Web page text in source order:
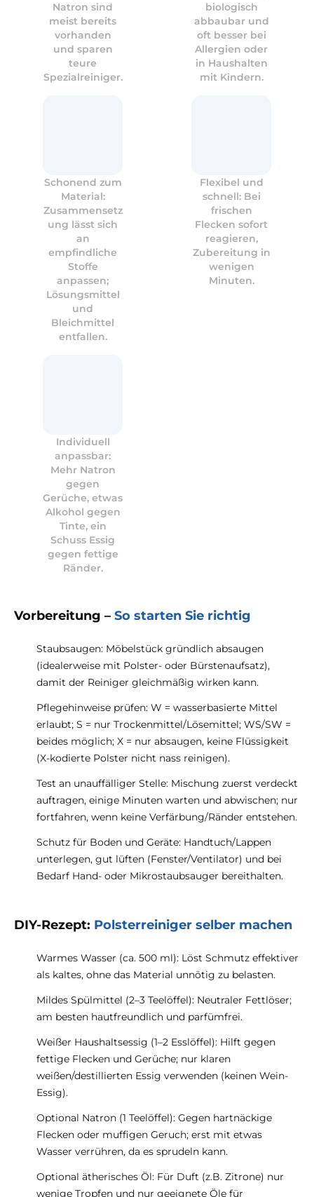
Natron sind
meist bereits
vorhanden
und sparen
teure
Spezialreiniger.
biologisch
abbaubar und
oft besser bei
Allergien oder
in Haushalten
mit Kindern.
Schonend zum
Material:
Zusammensetz
ung lässt sich
an
empfindliche
Stoffe
anpassen;
Lösungsmittel
und
Bleichmittel
entfallen.
Flexibel und
schnell: Bei
frischen
Flecken sofort
reagieren,
Zubereitung in
wenigen
Minuten.
Individuell
anpassbar:
Mehr Natron
gegen
Gerüche, etwas
Alkohol gegen
Tinte, ein
Schuss Essig
gegen fettige
Ränder.
Vorbereitung – So starten Sie richtig
Staubsaugen: Möbelstück gründlich absaugen
(idealerweise mit Polster- oder Bürstenaufsatz),
damit der Reiniger gleichmäßig wirken kann.
Pflegehinweise prüfen: W = wasserbasierte Mittel
erlaubt; S = nur Trockenmittel/Lösemittel; WS/SW =
beides möglich; X = nur absaugen, keine Flüssigkeit
(X-kodierte Polster nicht nass reinigen).
Test an unauffälliger Stelle: Mischung zuerst verdeckt
auftragen, einige Minuten warten und abwischen; nur
fortfahren, wenn keine Verfärbung/Ränder entstehen.
Schutz für Boden und Geräte: Handtuch/Lappen
unterlegen, gut lüften (Fenster/Ventilator) und bei
Bedarf Hand- oder Mikrostaubsauger bereithalten.
DIY-Rezept: Polsterreiniger selber machen
Warmes Wasser (ca. 500 ml): Löst Schmutz effektiver
als kaltes, ohne das Material unnötig zu belasten.
Mildes Spülmittel (2–3 Teelöffel): Neutraler Fettlöser;
am besten hautfreundlich und parfümfrei.
Weißer Haushaltsessig (1–2 Esslöffel): Hilft gegen
fettige Flecken und Gerüche; nur klaren
weißen/destillierten Essig verwenden (keinen Wein-
Essig).
Optional Natron (1 Teelöffel): Gegen hartnäckige
Flecken oder muffigen Geruch; erst mit etwas
Wasser verrühren, da es sprudeln kann.
Optional ätherisches Öl: Für Duft (z.B. Zitrone) nur
wenige Tropfen und nur geeignete Öle für